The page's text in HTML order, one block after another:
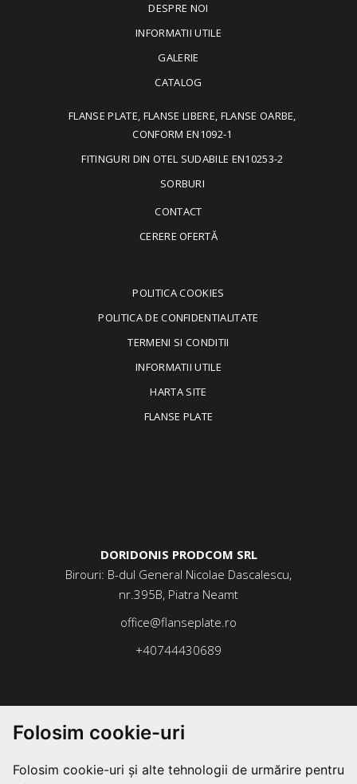
Folosim cookie-uri
Folosim cookie-uri și alte tehnologii de urmărire pentru
DESPRE NOI
INFORMATII UTILE
GALERIE
CATALOG
FLANSE PLATE, FLANSE LIBERE, FLANSE OARBE,
CONFORM EN1092-1
FITINGURI DIN OTEL SUDABILE EN10253-2
SORBURI
CONTACT
CERERE OFERTĂ
POLITICA COOKIES
POLITICA DE CONFIDENTIALITATE
TERMENI SI CONDITII
INFORMATII UTILE
HARTA SITE
FLANSE PLATE
DORIDONIS PRODCOM SRL
Birouri: B-dul General Nicolae Dascalescu,
nr.395B, Piatra Neamt
office@flanseplate.ro
+40744430689